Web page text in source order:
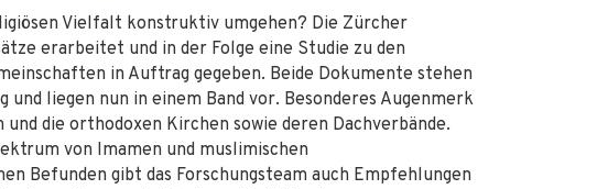
Vielfalt konstruktiv umgehen? Die Zürcher
erarbeitet und in der Folge eine Studie zu den
in Auftrag gegeben. Beide Dokumente stehen
liegen nun in einem Band vor. Besonderes Augenmerk
die orthodoxen Kirchen sowie deren Dachverbände.
von Imamen und muslimischen
Befunden gibt das Forschungsteam auch Empfehlungen